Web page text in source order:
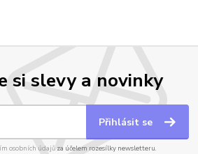
si slevy a novinky
Přihlásit se
osobních údajůza účelem rozesílky newsletteru.